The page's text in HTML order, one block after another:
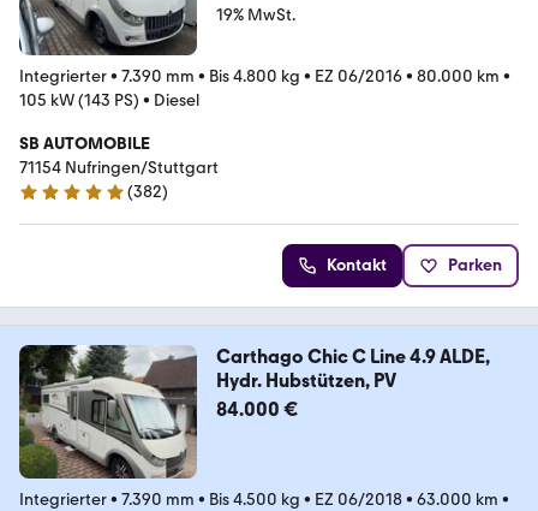
19% MwSt.
Integrierter• 7.390 mm • Bis 4.800 kg • EZ 06/2016• 80.000 km •
105 kW (143 PS) • Diesel
SB AUTOMOBILE
71154 Nufringen/Stuttgart
4.9 Sterne
(382)
Kontakt Parken
Carthago Chic C Line 4.9 ALDE,
Hydr. Hubstützen, PV
84.000 €
Integrierter• 7.390 mm • Bis 4.500 kg • EZ 06/2018• 63.000 km •